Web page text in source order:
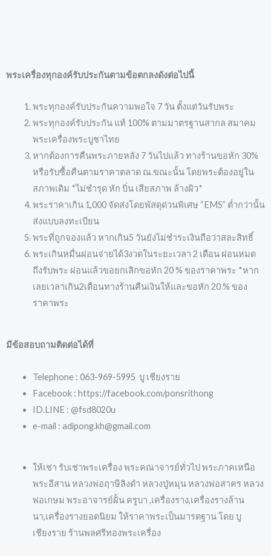
พระเครื่องทุกองค์รับประกันตามข้อตกลงดังต่อไปนี้
พระทุกองค์รับประกันความพอใจ 7 วัน ตั้งแต่วันรับพระ
พระทุกองค์รับประกัน แท้ 100% ตามมาตรฐานสากล สมาคม
พระเครื่องพระบูชาไทย
หากต้องการคืนพระภายหลัง 7 วันไปแล้ว ทางร้านขอหัก 30%
หรือรับซื้อคืนตามราคาตลาด ณ.ขณะนั้น โดยพระต้องอยู่ใน
สภาพเดิม *ไม่ชำรุด หัก บิ่น เสียสภาพ ล้างผิว*
พระราคาเกิน 1,000 จัดส่งโดยพัสดุด่วนพิเศษ “EMS” ต่ำกว่านั้น
ส่งแบบลงทะเบียน
พระที่ถูกจองแล้ว หากเกิน5 วันยังไม่ชำระเงินถือว่าสละสิทธิ์
พระเกินหมื่นผ่อนจ่ายได้3งวดในระยะเวลา 2 เดือน ผ่อนหมด
ถึงรับพระ ผ่อนแล้วขอยกเลิกขอหัก 20 % ของราคาพระ *หาก
เลยเวลาเกิน2เดือนทางร้านคืนเงินให้และขอหัก 20 % ของ
ราคาพระ
มีข้อสอบถามติดต่อได้ที่
Telephone : 063-969-5995 บู เชียงราย
Facebook : https://facebook.com/ponsrithong
ID.LINE : @fsd8020u
e-mail : adipong.kh@gmail.com
ให้เช่า รับเช่าพระเครื่อง พระคณาจารย์ทั่วไป พระภาคเหนือ
พระอีสาน หลวงพ่อฤาษีลิงดำ หลวงปู่หมุน หลวงพ่อสาคร หลวง
พ่อเกษม พระอาจารย์ฝั้น ครูบา ,เครื่องราง,เครื่องรางล้าน
นา,เครื่องรางยอดนิยม ให้ราคาพระเป็นมารตฐาน โดย บู
เชียงราย ร้านพลศรีทองพระเครื่อง